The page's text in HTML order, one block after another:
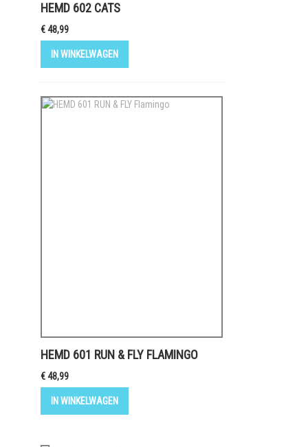
HEMD 602 CATS
€ 48,99
IN WINKELWAGEN
HEMD 601 RUN & FLY FLAMINGO
€ 48,99
IN WINKELWAGEN